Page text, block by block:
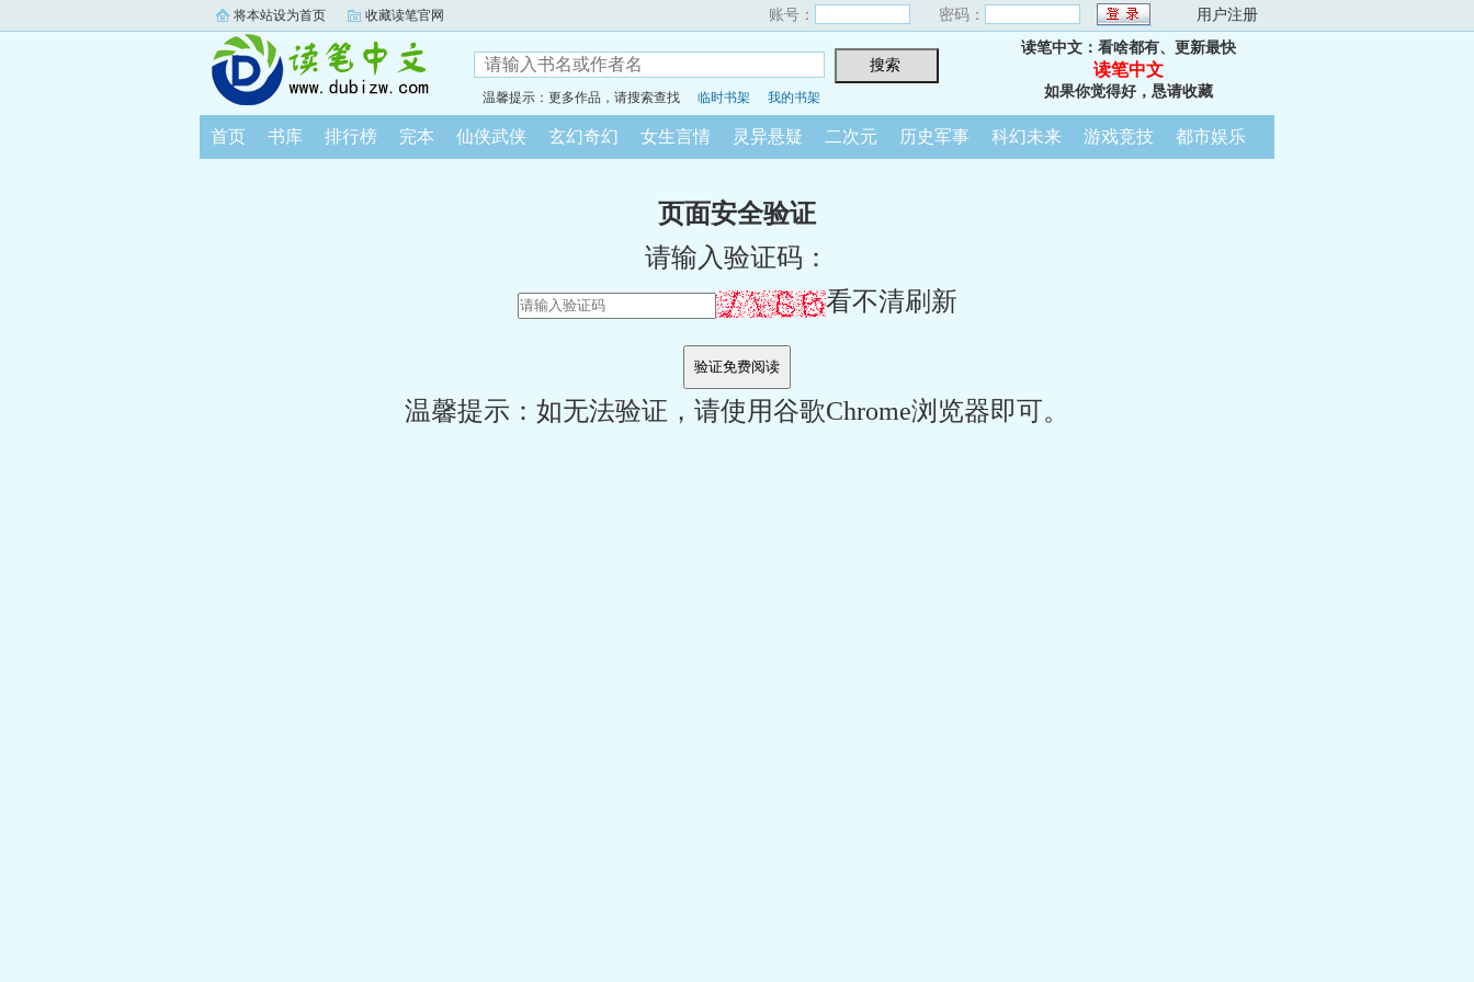
将本站设为首页 收藏读笔官网 账号： 密码： 用户注册
温馨提示：更多作品，请搜索查找 临时书架 我的书架
读笔中文：看啥都有、更新最快
读笔中文
如果你觉得好，恳请收藏
首页 书库 排行榜 完本 仙侠武侠 玄幻奇幻 女生言情 灵异悬疑 二次元 历史军事 科幻未来 游戏竞技 都市娱乐
页面安全验证
请输入验证码：
看不清刷新
温馨提示：如无法验证，请使用谷歌Chrome浏览器即可。